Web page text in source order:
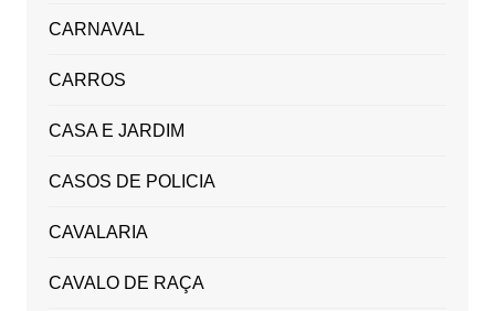
CARNAVAL
CARROS
CASA E JARDIM
CASOS DE POLICIA
CAVALARIA
CAVALO DE RAÇA